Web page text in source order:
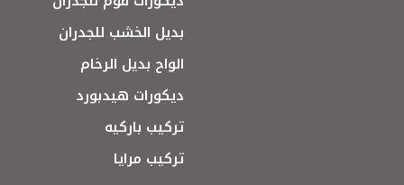
بديل الخشب للجدران
الواح بديل الرخام
ديكورات هيدبورد
تركيب باركيه
تركيب مرايا